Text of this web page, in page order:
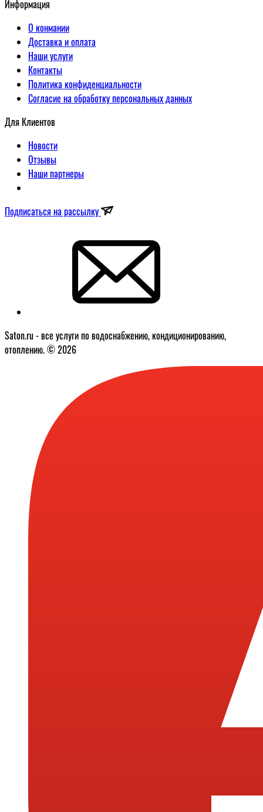
Информация
О конмании
Доставка и оплата
Наши услуги
Контакты
Политика конфиденциальности
Согласие на обработку персональных данных
Для Клиентов
Новости
Отзывы
Наши партнеры
Подписаться на рассылку
Saton.ru - все услуги по водоснабжению, кондиционированию,
отоплению. © 2026